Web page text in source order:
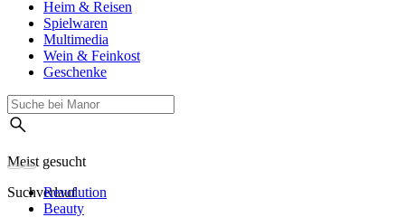
Heim & Reisen
Spielwaren
Multimedia
Wein & Feinkost
Geschenke
Meist gesucht
SuchverlaufRevolution
Beauty